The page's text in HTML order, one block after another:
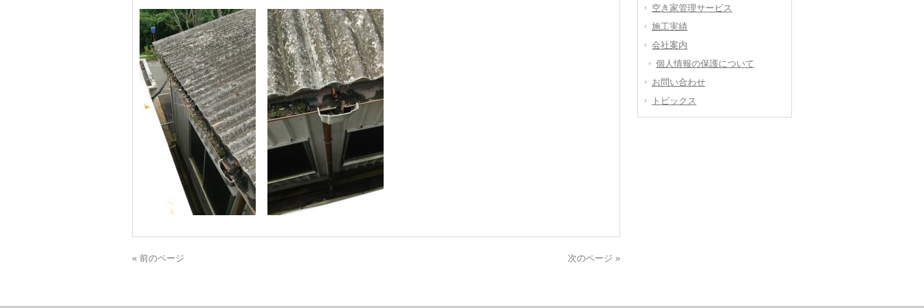
« 前のページ 次のページ »
空き家管理サービス
施工実績
会社案内
個人情報の保護について
お問い合わせ
トピックス